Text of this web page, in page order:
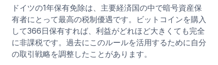
ドイツの1年保有免除は、主要経済国の中で暗号資産保
有者にとって最高の税制優遇です。ビットコインを購入
して366日保有すれば、利益がどれほど大きくても完全
に非課税です。過去にこのルールを活用するために自分
の取引戦略を調整したことがあります。